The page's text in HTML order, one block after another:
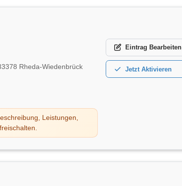
Rheda-Wiedenbrück
Leistungen,
Eintrag Bearbeiten
Jetzt Aktivieren